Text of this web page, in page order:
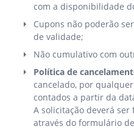
com a disponibilidade
Cupons não poderão
de validade;
Não cumulativo com
Política de
cancelado, por
contados a partir da
A solicitação deverá
através do formulário